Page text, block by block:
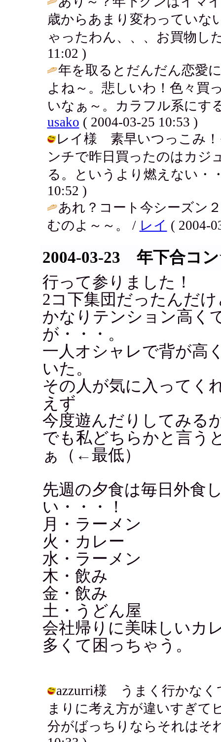
歳からあまり変わっていな
ゃったわん、、、お買物し
11:02 )
年を取るとだんだん恋愛
よね～。悲しいわ！色々買
いなぁ～。カラフル系にす
usako ( 2004-03-25 10:53 )
レイ様 素早いつっこみ！
ンチで昨日買ったのはカ
る。というより燃えない・
10:52 )
あれ？コート今シーズン
むのよ～～。 / レイ ( 2004-
2004-03-23 年下合コ
行って参りました！
2コ下集団だったんだ
かなりテンション高く
が・・・。
一人オシャレで背が高
いた。
その人が気に入ってく
えず
今度遊んだりしてみる
でも私どちらかと言う
ぁ（←最低）
先週の夕食は毎日外食
い・・・！
月・ラーメン
火・カレー
水・ラーメン
木・飲み
金・飲み
土・うどん屋
会社帰りに美味しいカ
多くて困っちゃう。
azzurri様 うまく行かなく
まりに考え方が違いすぎて
分がばっちりならそれはそ